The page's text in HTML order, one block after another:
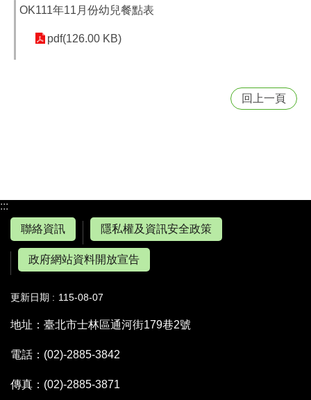
OK111年11月份幼兒餐點表
pdf(126.00 KB)
回上一頁
:::
聯絡資訊
隱私權及資訊安全政策
政府網站資料開放宣告
更新日期 115-08-07
地址：臺北市士林區通河街179巷2號
電話：(02)-2885-3842
傳真：(02)-2885-3871